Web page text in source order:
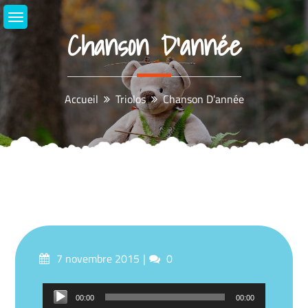
Aller
au
contenu
Chanson D’année
Accueil Triolos Chanson D’année
Posté7 novembre 2015 commentaires
0
Lecteur
00:00 00:00